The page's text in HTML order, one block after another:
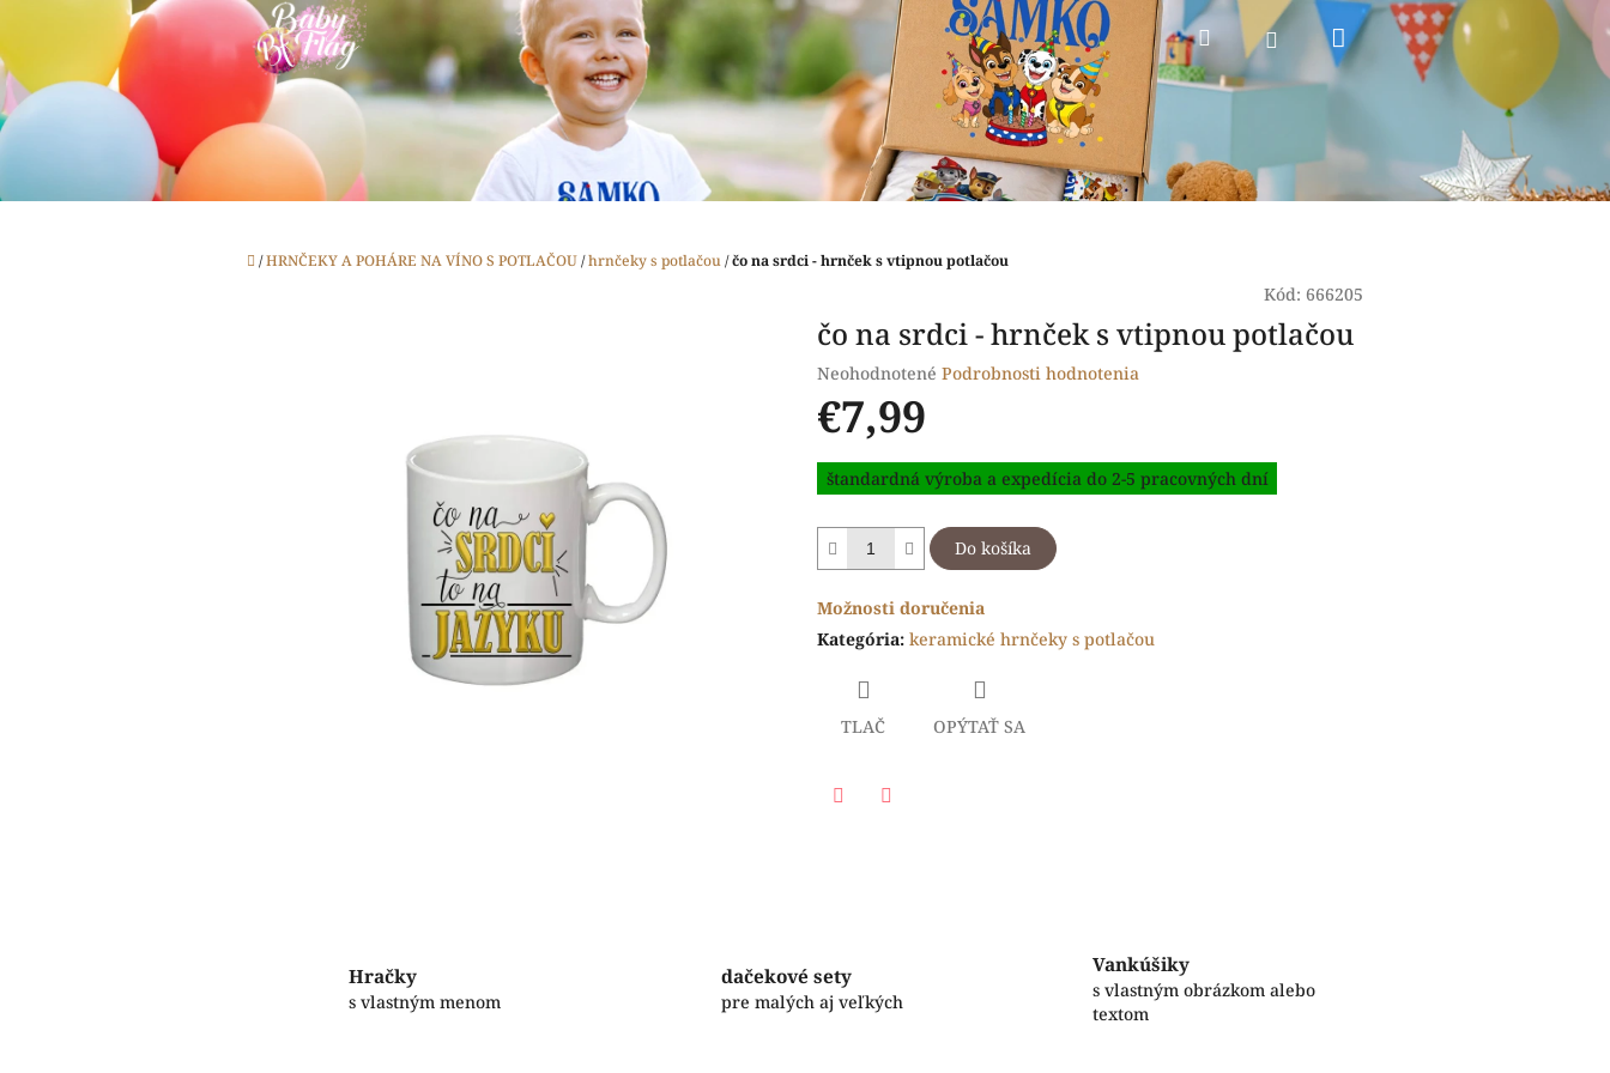
obsah
HľadaťPrihlásenieNákupný
Domov
/HRNČEKY A POHÁRE NA VÍNO S POTLAČOU/hrnčeky s potlačou/čo na srdci - hrnček s vtipnou potlačou
Kód: 666205
čo na srdci - hrnček s vtipnou potlačou
Priemerné
hodnotenie
produktu
0,0
z
hviezdičiek.
Neohodnotené Podrobnosti hodnotenia
€7,99
Jednotková
cena:
štandardná výroba a expedícia do 2-5 pracovných dní
Do košíka
Možnosti doručenia
Kategória: keramické hrnčeky s potlačou
TLAČ OPÝTAŤ SA
Hračky
s vlastným menom
dačekové sety
pre malých aj veľkých
Vankúšiky
s vlastným obrázkom alebo
textom